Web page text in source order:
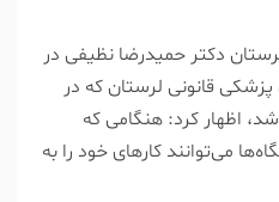
دکتر حمیدرضا نظیفی در
قانونی لرستان که در
اظهار کرد: هنگامی که
می‌توانند کارهای خود را به